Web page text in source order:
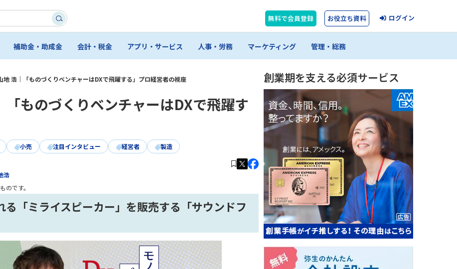
無料で会員登録 お役立ち資料 ログイン
補助金・助成金 会計・税金 アプリ・サービス 人事・労務 マーケティング 管理・総務
浩｜「ものづくりベンチャーはDXで飛躍する」プロ経営者の視座
ものづくりベンチャーはDXで飛躍す
小売 注目インタビュー 経営者 製造
浩
です。
「ミライスピーカー」を販売する「サウンドフ
創業期を支える必須サービス